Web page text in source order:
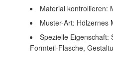
Material kontrollieren:
Muster-Art: Hölzernes
Spezielle Eigenschaft:
Formteil-Flasche,